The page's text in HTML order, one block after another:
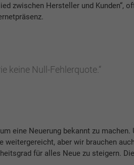
zwischen Hersteller und Kunden“,
keine Null-Fehlerquote.“
eine Neuerung bekannt zu machen.
weitergereicht, aber wir brauchen
für alles Neue zu steigern.